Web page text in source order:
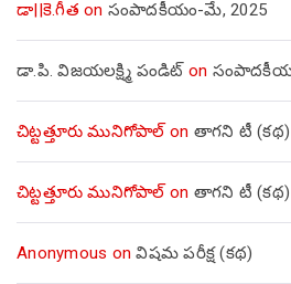
డా||కె.గీత on సంపాదకీయం-మే, 2025
డా.పి. విజయలక్ష్మి పండిట్ on
చిట్టత్తూరు మునిగోపాల్on తాగని టీ (కథ)
చిట్టత్తూరు మునిగోపాల్on తాగని టీ (కథ)
Anonymous onవిషమ పరీక్ష (క‌థ‌)